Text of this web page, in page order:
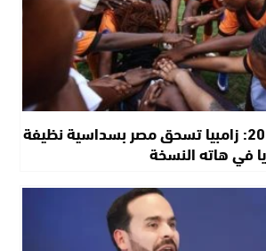
كان السيدات 2026: زامبيا تسحق مصر بسداسية نظيفة
في هاته النسخة